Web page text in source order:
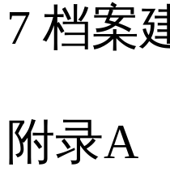
7 档案
附录A